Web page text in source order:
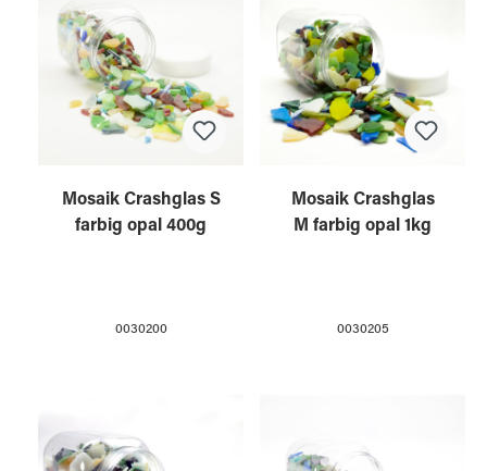
Mosaik Crashglas S
farbig opal 400g
0030200
Mosaik Crashglas
M farbig opal 1kg
0030205